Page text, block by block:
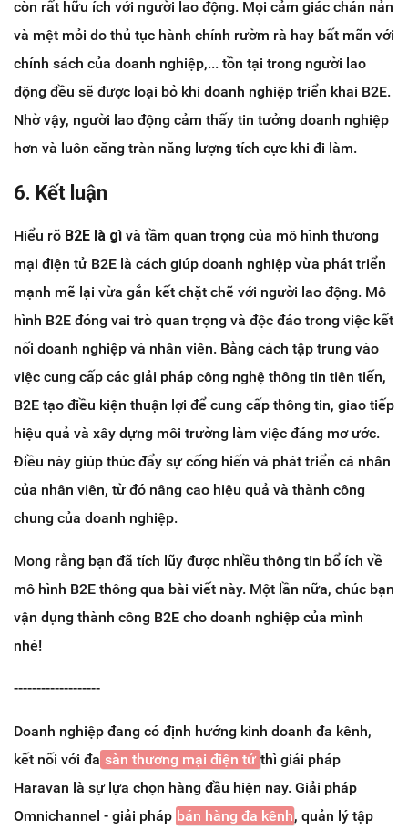
còn rất hữu ích với người lao động. Mọi cảm giác chán nản
và mệt mỏi do thủ tục hành chính rườm rà hay bất mãn với
chính sách của doanh nghiệp,... tồn tại trong người lao
động đều sẽ được loại bỏ khi doanh nghiệp triển khai B2E.
Nhờ vậy, người lao động cảm thấy tin tưởng doanh nghiệp
hơn và luôn căng tràn năng lượng tích cực khi đi làm.
6. Kết luận
Hiểu rõ B2E là gì và tầm quan trọng của mô hình thương
mại điện tử B2E là cách giúp doanh nghiệp vừa phát triển
mạnh mẽ lại vừa gắn kết chặt chẽ với người lao động. Mô
hình B2E đóng vai trò quan trọng và độc đáo trong việc kết
nối doanh nghiệp và nhân viên. Bằng cách tập trung vào
việc cung cấp các giải pháp công nghệ thông tin tiên tiến,
B2E tạo điều kiện thuận lợi để cung cấp thông tin, giao tiếp
hiệu quả và xây dựng môi trường làm việc đáng mơ ước.
Điều này giúp thúc đẩy sự cống hiến và phát triển cá nhân
của nhân viên, từ đó nâng cao hiệu quả và thành công
chung của doanh nghiệp.
Mong rằng bạn đã tích lũy được nhiều thông tin bổ ích về
mô hình B2E thông qua bài viết này. Một lần nữa, chúc bạn
vận dụng thành công B2E cho doanh nghiệp của mình
nhé!
-------------------
Doanh nghiệp đang có định hướng kinh doanh đa kênh,
kết nối với đa sàn thương mại điện tử thì giải pháp
Haravan là sự lựa chọn hàng đầu hiện nay. Giải pháp
Omnichannel - giải pháp bán hàng đa kênh, quản lý tập